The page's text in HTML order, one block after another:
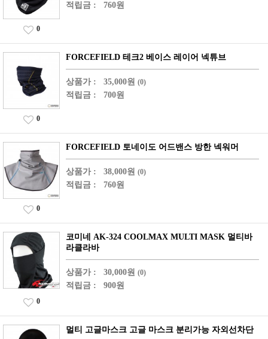
적립금 : 760원
0
FORCEFIELD 테크2 베이스 레이어 넥튜브
상품가 : 35,000원 (0)
적립금 : 700원
0
FORCEFIELD 토네이도 어드밴스 방한 넥워머
상품가 : 38,000원 (0)
적립금 : 760원
0
코미네 AK-324 COOLMAX MULTI MASK 멀티바
라클라바
상품가 : 30,000원 (0)
적립금 : 900원
0
멀티 고글마스크 고글 마스크 분리가능 자외선차단